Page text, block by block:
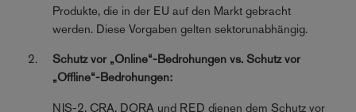
Produkte, die in der EU auf den Markt gebracht
werden. Diese Vorgaben gelten sektorunabhängig.
Schutz vor „Online“-Bedrohungen vs. Schutz vor
„Offline“-Bedrohungen:
NIS-2, CRA, DORA und RED dienen dem Schutz vor